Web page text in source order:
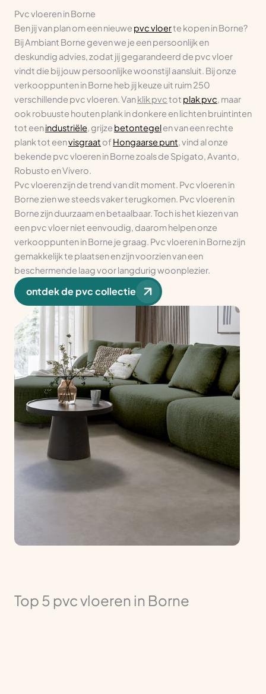
Pvc vloeren in Borne
Ben jij van plan om een nieuwe pvc vloerte kopen in Borne?
Bij Ambiant Borne geven we je een persoonlijk en
deskundig advies, zodat jij gegarandeerd de pvc vloer
vindt die bij jouw persoonlijke woonstijl aansluit. Bij onze
verkooppunten in Borne heb jij keuze uit ruim 250
verschillende pvc vloeren. Vanklik pvctot plak pvc, maar
ook robuuste houten plank in donkere en lichten bruintinten
tot eenindustriële, grijze betontegelen van een rechte
plank tot eenvisgraat of Hongaarse punt, vind al onze
bekende pvc vloeren in Borne zoals de Spigato, Avanto,
Robusto en Vivero.
Pvc vloeren zijn de trend van dit moment. Pvc vloeren in
Borne zien we steeds vaker terugkomen. Pvc vloeren in
Borne zijn duurzaam en betaalbaar. Toch is het kiezen van
een pvc vloer niet eenvoudig, daarom helpen onze
verkooppunten in Borne je graag. Pvc vloeren in Borne zijn
gemakkelijk te plaatsen en zijn voorzien van een
beschermende laag voor langdurig woonplezier.
ontdek de pvc collectie
Top 5 pvc vloeren in Borne